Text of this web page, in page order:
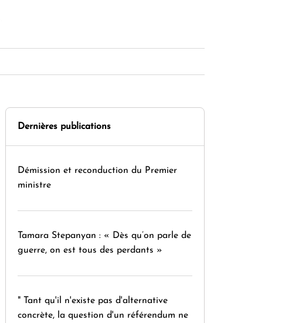
Dernières publications
Démission et reconduction du Premier
ministre
Tamara Stepanyan : « Dès qu’on parle de
guerre, on est tous des perdants »
" Tant qu'il n'existe pas d'alternative
concrète, la question d'un référendum ne